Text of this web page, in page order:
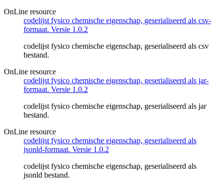
OnLine resource
codelijst fysico chemische eigenschap, geserialiseerd als csv-
formaat. Versie 1.0.2
codelijst fysico chemische eigenschap, geserialiseerd als csv
bestand.
OnLine resource
codelijst fysico chemische eigenschap, geserialiseerd als jar-
formaat. Versie 1.0.2
codelijst fysico chemische eigenschap, geserialiseerd als jar
bestand.
OnLine resource
codelijst fysico chemische eigenschap, geserialiseerd als
jsonld-formaat. Versie 1.0.2
codelijst fysico chemische eigenschap, geserialiseerd als
jsonld bestand.